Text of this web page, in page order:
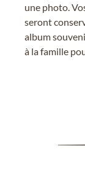
une photo.
seront
album
à la famille